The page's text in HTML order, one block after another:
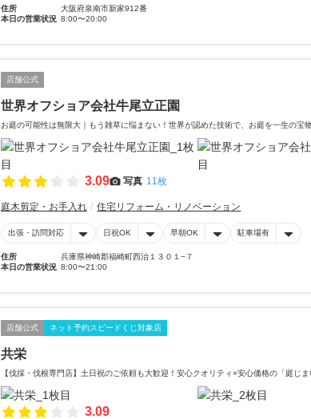
住所
大阪府泉南市新家912番
本日の営業状況 8:00〜20:00
店舗公式
世界オフショア会社牛尾立正園
お庭の可能性は無限大｜もう雑草に悩まない！世界が認めた技術で、お庭を一生の宝物
3.09 写真 11枚
庭木剪定・お手入れ 住宅リフォーム・リノベーション
出張・訪問対応 日祝OK 早朝OK 駐車場有
住所
兵庫県神崎郡福崎町西治１３０１−７
本日の営業状況 8:00〜21:00
店舗公式 ネット予約スピードくじ対象店
共栄
【伐採・伐根専門店】土日祝のご依頼も大歓迎！安心クオリティ×安心価格の「庭じ
3.09